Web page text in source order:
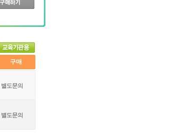
구매
별도문의
별도문의